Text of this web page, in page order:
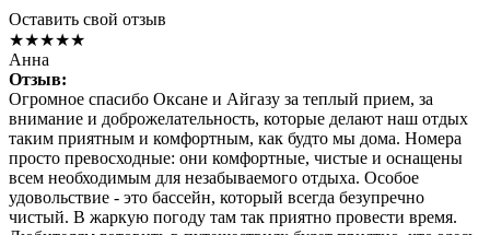
Оставить свой отзыв
★★★★★
Анна
Отзыв:
Огромное спасибо Оксане и Айгазу за теплый прием, за
внимание и доброжелательность, которые делают наш отдых
таким приятным и комфортным, как будто мы дома. Номера
просто превосходные: они комфортные, чистые и оснащены
всем необходимым для незабываемого отдыха. Особое
удовольствие - это бассейн, который всегда безупречно
чистый. В жаркую погоду там так приятно провести время.